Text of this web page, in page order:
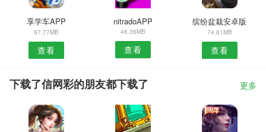
享学车APP
97.77MB
查看
nitradoAPP
46.36MB
查看
缤纷盆栽安卓版
74.81MB
查看
下载了信网彩的朋友都下载了 更多